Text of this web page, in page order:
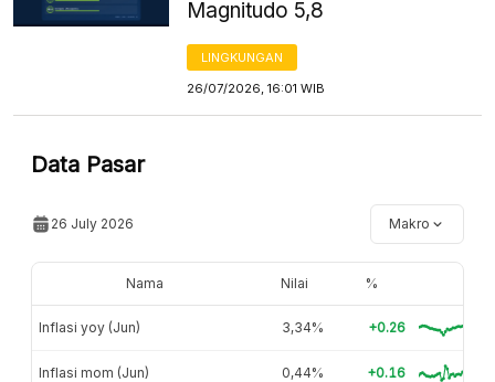
Magnitudo 5,8
LINGKUNGAN
26/07/2026, 16:01 WIB
Data Pasar
26 July 2026 Makro
Nama Nilai %
Inflasi yoy (Jun) 3,34% +0.26
Inflasi mom (Jun) 0,44% +0.16